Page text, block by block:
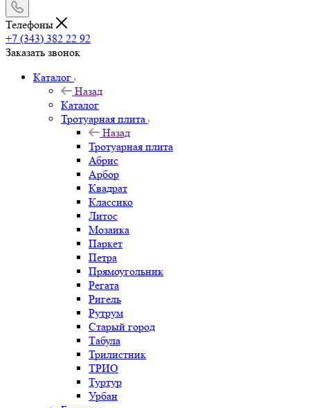
Телефоны
+7 (343) 382 22 92
Заказать звонок
Каталог
Назад
Каталог
Тротуарная плита
Назад
Тротуарная плита
Абрис
Арбор
Квадрат
Классико
Литос
Мозаика
Паркет
Петра
Прямоугольник
Регата
Ригель
Рутрум
Старый город
Табула
Трилистник
ТРИО
Туртур
Урбан